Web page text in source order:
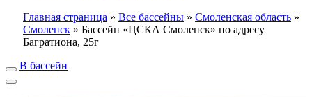
Главная страница » Все бассейны » Смоленская область »
Смоленск » Бассейн «ЦСКА Смоленск» по адресу
Багратиона, 25г
В бассейн